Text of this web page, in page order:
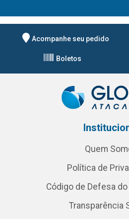
Acompanhe seu pedido
Boletos
Quem
Política de
Código de Defesa
Transparência